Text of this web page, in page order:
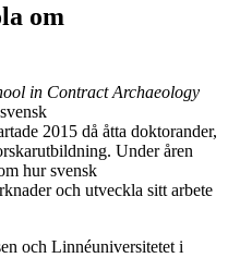
om
in Contract Archaeology
2015 då åtta doktorander,
Under åren
hur svensk
och utveckla sitt arbete
och Linnéuniversitetet i